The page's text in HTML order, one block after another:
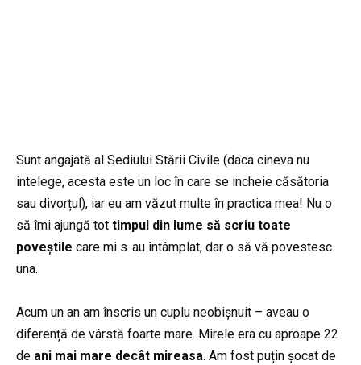
Sunt angajată al Sediului Stării Civile (daca cineva nu
intelege, acesta este un loc în care se incheie căsătoria
sau divorțul), iar eu am văzut multe în practica mea! Nu o
să îmi ajungă tot timpul din lume să scriu toate
poveștile care mi s-au întâmplat, dar o să vă povestesc
una.
Acum un an am înscris un cuplu neobișnuit – aveau o
diferență de vârstă foarte mare. Mirele era cu aproape 22
de ani mai mare decât mireasa. Am fost puțin șocat de